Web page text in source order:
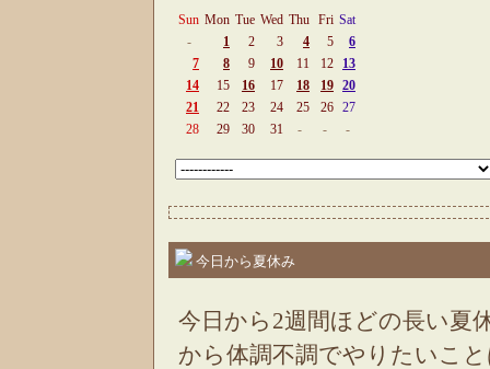
Sun Mon Tue Wed Thu Fri Sat
-
1 2 3 4 5
6
7
8 9 10 11 12
13
14
15 16 17 18 19 20
21
22 23 24 25 26 27
28
29 30 31 - - -
今日から夏休み
今日から2週間ほどの長い夏
から体調不調でやりたいこ